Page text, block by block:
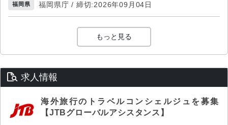
福岡県 福岡県庁 / 締切:2026年09月04日
もっと見る
求人情報
海外旅行のトラベルコンシェルジュを募集
【JTBグローバルアシスタンス】